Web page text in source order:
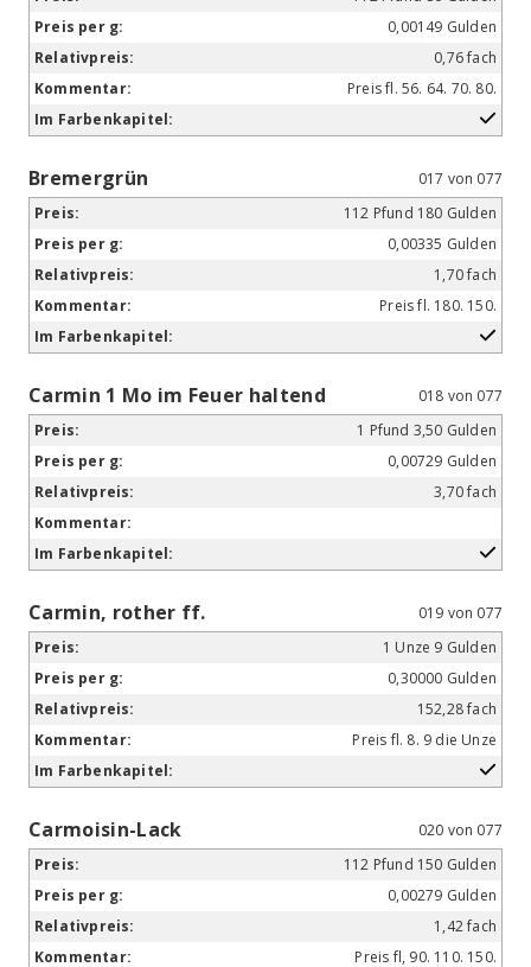
0,00149 Gulden
0,76 fach
Preis fl. 56. 64. 70. 80.
Bremergrün
017 von 077
112 Pfund 180 Gulden
0,00335 Gulden
1,70 fach
Preis fl. 180. 150.
Carmin 1 Mo im Feuer haltend
018 von 077
1 Pfund 3,50 Gulden
0,00729 Gulden
3,70 fach
Carmin, rother ff.
019 von 077
1 Unze 9 Gulden
0,30000 Gulden
152,28 fach
Preis fl. 8. 9 die Unze
Carmoisin-Lack
020 von 077
112 Pfund 150 Gulden
0,00279 Gulden
1,42 fach
Preis fl, 90. 110. 150.